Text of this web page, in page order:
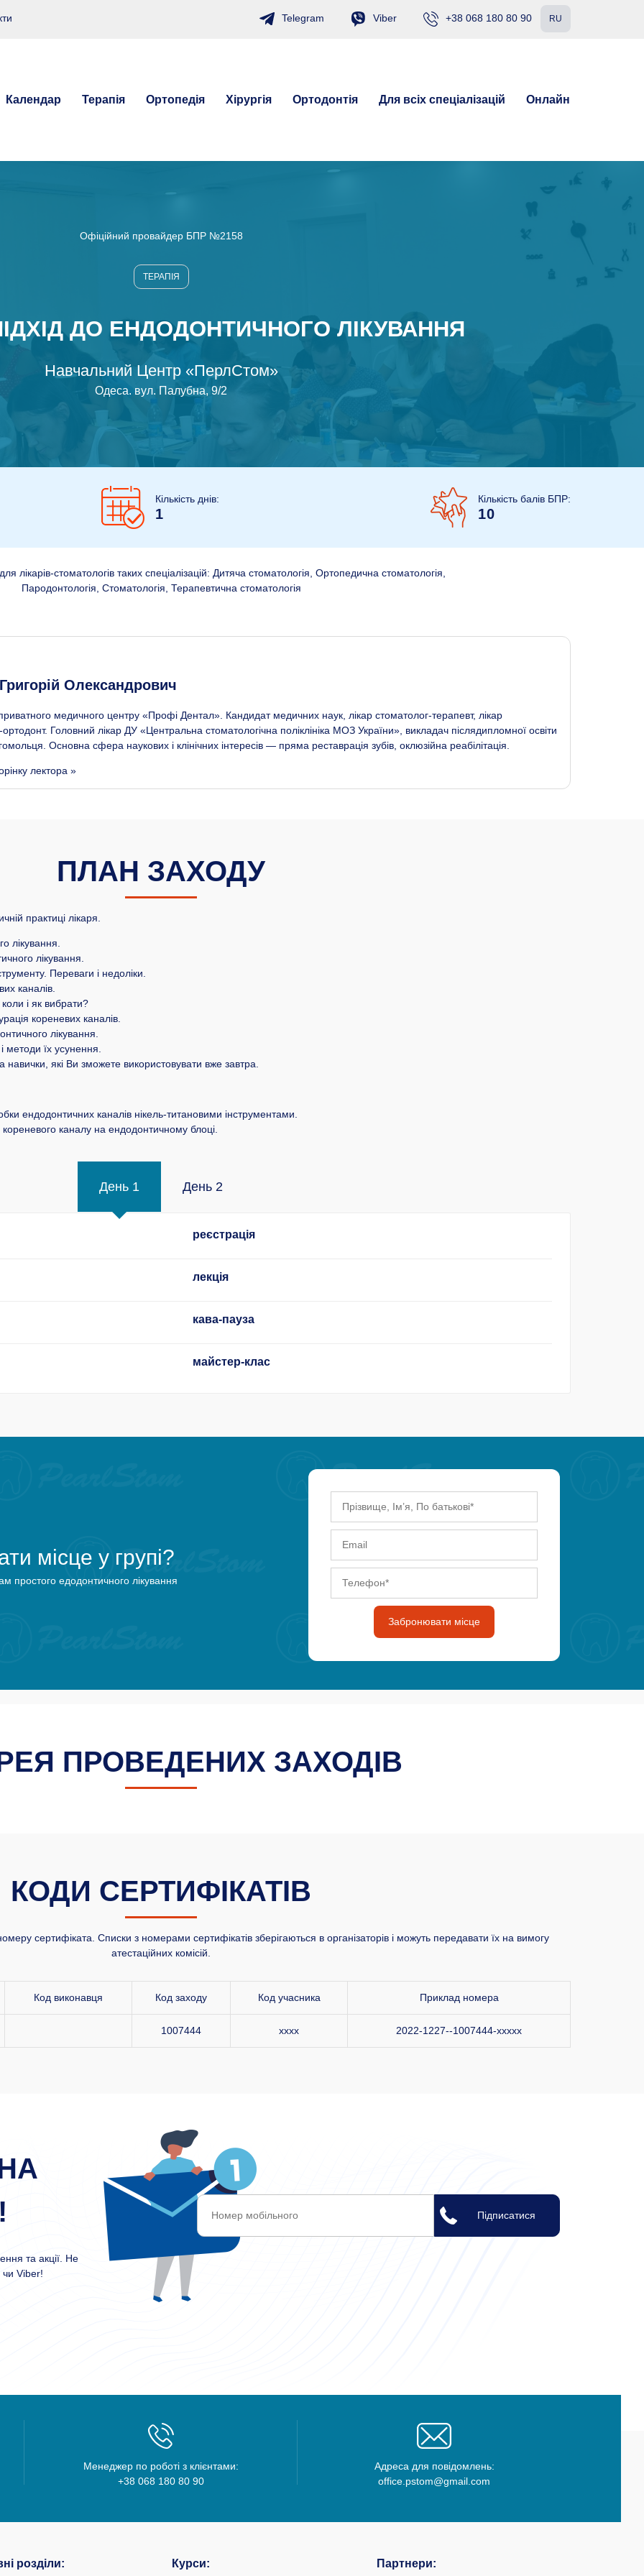
Telegram Viber +38 068 180 80 90 RU
Календар Терапія Ортопедія Хірургія Ортодонтія Для всіх спеціалізацій Онлайн
Офіційний провайдер БПР №2158
ТЕРАПІЯ
ДО ЕНДОДОНТИЧНОГО ЛІКУВАННЯ
Навчальний Центр «ПерлСтом»
Одеса. вул. Палубна, 9/2
Кількість днів:
1
Кількість балів БПР:
10
лікарів-стоматологів таких спеціалізацій: Дитяча стоматологія, Ортопедична стоматологія,
Пародонтологія, Стоматологія, Терапевтична стоматологія
Олександрович
медичного центру «Профі Дентал». Кандидат медичних наук, лікар стоматолог-терапевт, лікар
Головний лікар ДУ «Центральна стоматологічна поліклініка МОЗ України», викладач післядипломної освіти
Основна сфера наукових і клінічних інтересів — пряма реставрація зубів, оклюзійна реабілітація.
лектора »
ПЛАН ЗАХОДУ
практиці лікаря.
лікування.
лікування.
Переваги і недоліки.
каналів.
і як вибрати?
кореневих каналів.
лікування.
методи їх усунення.
навички, які Ви зможете використовувати вже завтра.
ендодонтичних каналів нікель-титановими інструментами.
каналу на ендодонтичному блоці.
День 1 День 2
реєстрація
лекція
кава-пауза
майстер-клас
місце у групі?
простого едодонтичного лікування
Забронювати місце
ПРОВЕДЕНИХ ЗАХОДІВ
КОДИ СЕРТИФІКАТІВ
сертифіката. Списки з номерами сертифікатів зберігаються в організаторів і можуть передавати їх на вимогу
атестаційних комісій.
Код виконавця Код заходу Код учасника Приклад номера
1007444 xxxx 2022-1227--1007444-xxxxx
та акції. Не
чи Viber!
Менеджер по роботі з клієнтами:
+38 068 180 80 90
Адреса для повідомлень:
office.pstom@gmail.com
розділи: Курси: Партнери: